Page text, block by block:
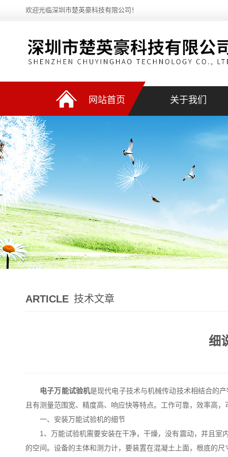
欢迎光临深圳市楚英豪科技有限公司！
网站首页 关于我们
ARTICLE 技术文章
细
电子万能试验机是现代电子技术与机械传动技术相结合的
且有测量范围宽、精度高、响应快等特点。工作可靠，效率高
一、安装万能试验机的细节
1、万能试验机需要安装在干净，干燥，没有震动，并且室
的空间。设备的主体和测力计，要装置在混凝土上面，根底的